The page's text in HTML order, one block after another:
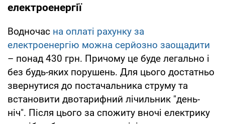
електроенергії
Водночас на оплаті рахунку за
електроенергію можна серйозно заощадити
– понад 430 грн. Причому це буде легально і
без будь-яких порушень. Для цього достатньо
звернутися до постачальника струму та
встановити двотарифний лічильник "день-
ніч". Після цього за спожиту вночі електрику